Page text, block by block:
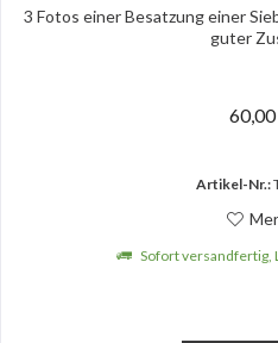
3 Fotos einer Besatzung einer
guter
Artikel-Nr.:
Sofort versandfertig,